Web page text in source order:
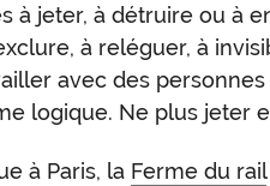
à jeter, à détruire ou à
à reléguer, à
avec des
logique. Ne plus jeter
à Paris, la Ferme du rail